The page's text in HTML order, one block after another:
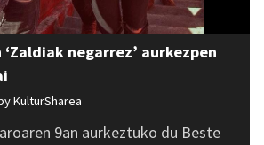
negarrez’ aurkezpen
KulturSharea
9an aurkeztuko du Beste